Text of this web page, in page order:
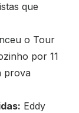
que
o Tour
por 11
prova
Eddy